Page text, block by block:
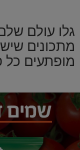
גלו עולם
מתכונים
מופתעים